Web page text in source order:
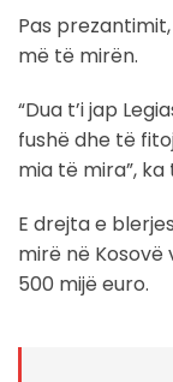
Pas
më të mirën.
“Dua t’i jap
fushë dhe të
mia të mira”,
E drejta e
mirë në
500 mijë euro.